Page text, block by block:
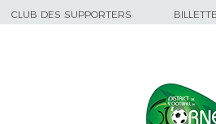
CLUB DES SUPPORTERS